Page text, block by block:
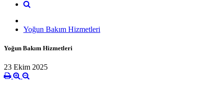
Yoğun Bakım Hizmetleri
Yoğun Bakım Hizmetleri
23 Ekim 2025